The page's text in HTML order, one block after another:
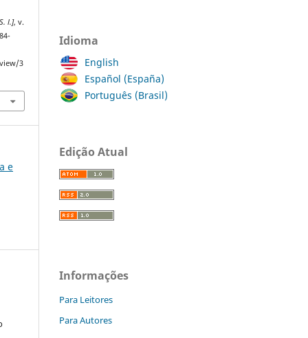
l.], v.
3
e
Idioma
English
Español (España)
Português (Brasil)
Edição Atual
Informações
Para Leitores
Para Autores